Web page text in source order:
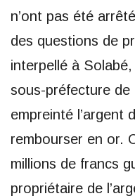
n’ont pas été
des questions de
interpellé à
sous-préfecture de
empreinté l’argent
rembourser en or.
millions de francs
propriétaire de